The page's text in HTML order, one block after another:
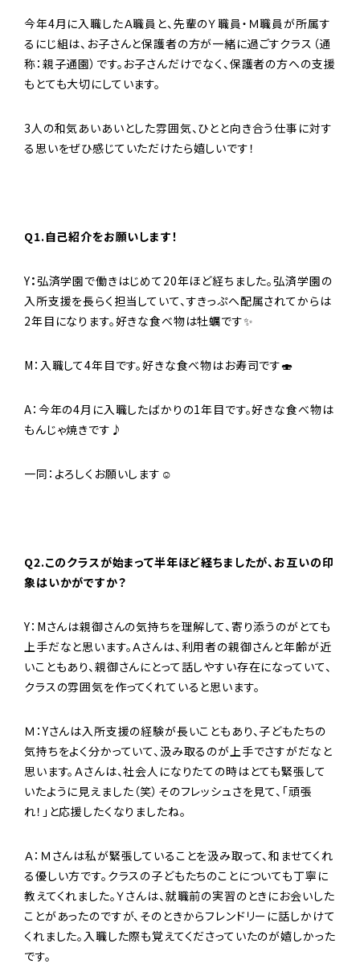
今年4月に入職したＡ職員と、先輩のＹ職員・Ｍ職員が所属す
るにじ組は、お子さんと保護者の方が一緒に過ごすクラス（通
称：親子通園）です。お子さんだけでなく、保護者の方への支援
もとても大切にしています。
3人の和気あいあいとした雰囲気、ひとと向き合う仕事に対す
る思いをぜひ感じていただけたら嬉しいです！
Q1.自己紹介をお願いします！
Y：弘済学園で働きはじめて20年ほど経ちました。弘済学園の
入所支援を長らく担当していて、すきっぷへ配属されてからは
2年目になります。好きな食べ物は牡蠣です✨
M：入職して4年目です。好きな食べ物はお寿司です🍣
A：今年の4月に入職したばかりの1年目です。好きな食べ物は
もんじゃ焼きです♪
一同：よろしくお願いします☺
Q2.このクラスが始まって半年ほど経ちましたが、お互いの印
象はいかがですか？
Y：Mさんは親御さんの気持ちを理解して、寄り添うのがとても
上手だなと思います。Ａさんは、利用者の親御さんと年齢が近
いこともあり、親御さんにとって話しやすい存在になっていて、
クラスの雰囲気を作ってくれていると思います。
Ｍ：Yさんは入所支援の経験が長いこともあり、子どもたちの
気持ちをよく分かっていて、汲み取るのが上手でさすがだなと
思います。Ａさんは、社会人になりたての時はとても緊張して
いたように見えました（笑）そのフレッシュさを見て、「頑張
れ！」と応援したくなりましたね。
Ａ：Ｍさんは私が緊張していることを汲み取って、和ませてくれ
る優しい方です。クラスの子どもたちのことについても丁寧に
教えてくれました。Ｙさんは、就職前の実習のときにお会いした
ことがあったのですが、そのときからフレンドリーに話しかけて
くれました。入職した際も覚えてくださっていたのが嬉しかった
です。